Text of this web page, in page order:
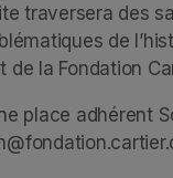
traversera des
de
de la Fondation
place adhérent